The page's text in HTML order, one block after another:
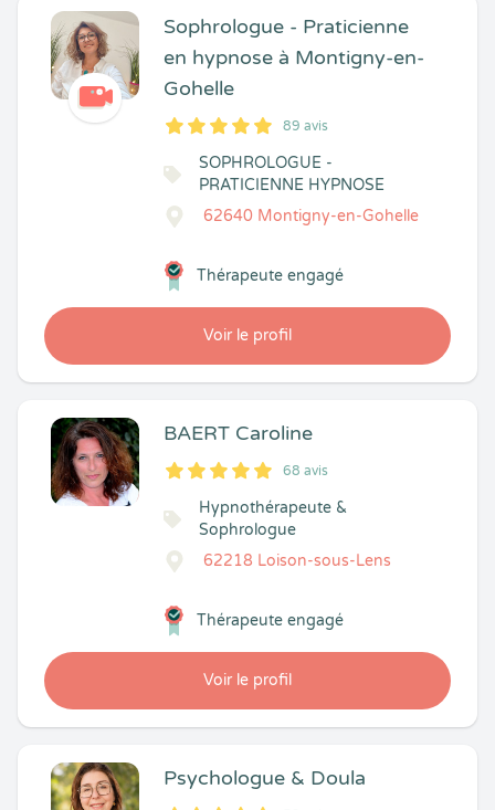
Sophrologue - Praticienne
en hypnose à Montigny-en-
Gohelle
5
1
5
89 89 avis
SOPHROLOGUE -
PRATICIENNE HYPNOSE
62640 Montigny-en-Gohelle
Voir le profil
Thérapeute engagé
BAERT Caroline
5
1
5
68 68 avis
Hypnothérapeute &
Sophrologue
62218 Loison-sous-Lens
Voir le profil
Thérapeute engagé
Psychologue & Doula